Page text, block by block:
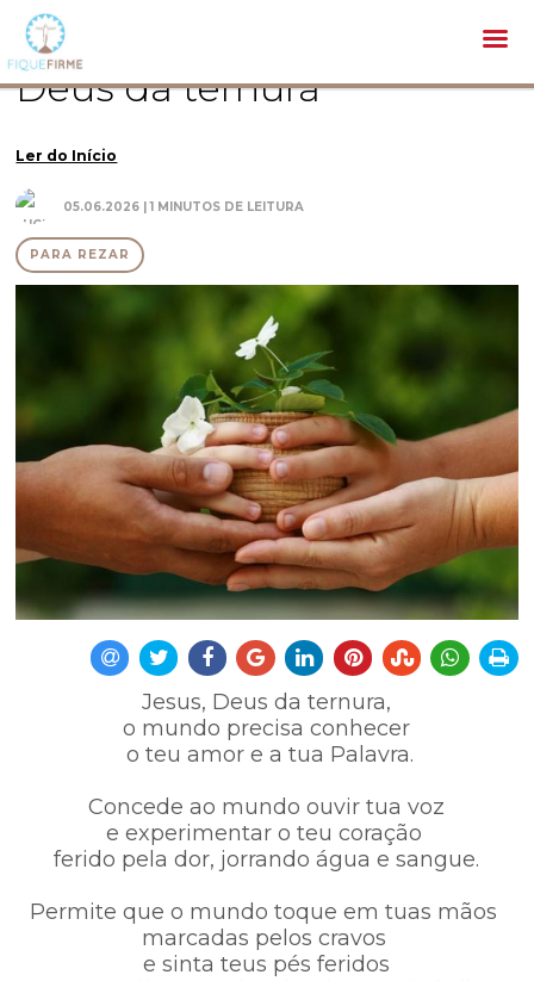
Espiritualidade /
Deus da ternura
Ler do Início
05.06.2026 | 1 MINUTOS DE LEITURA
PARA REZAR
Jesus, Deus da ternura,
o mundo precisa conhecer
o teu amor e a tua Palavra.
Concede ao mundo ouvir tua voz
e experimentar o teu coração
ferido pela dor, jorrando água e sangue.
Permite que o mundo toque em tuas mãos
marcadas pelos cravos
e sinta teus pés feridos